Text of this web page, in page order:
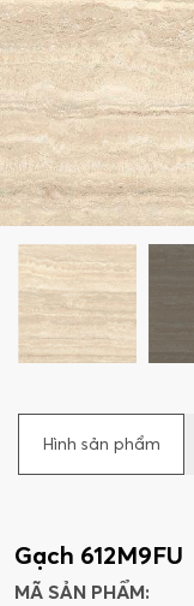
Hình sản phẩm
Gạch 612M9FU
MÃ SẢN PHẨM: